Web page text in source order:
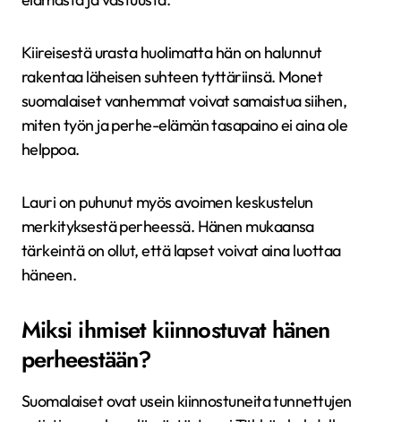
Kiireisestä urasta huolimatta hän on halunnut
rakentaa läheisen suhteen tyttäriinsä. Monet
suomalaiset vanhemmat voivat samaistua siihen,
miten työn ja perhe-elämän tasapaino ei aina ole
helppoa.
Lauri on puhunut myös avoimen keskustelun
merkityksestä perheessä. Hänen mukaansa
tärkeintä on ollut, että lapset voivat aina luottaa
häneen.
Miksi ihmiset kiinnostuvat hänen
perheestään?
Suomalaiset ovat usein kiinnostuneita tunnettujen